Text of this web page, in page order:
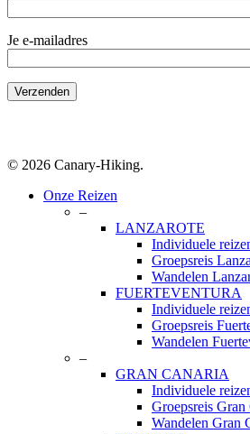
Je e-mailadres
© 2026 Canary-Hiking.
Close
Onze Reizen
–
LANZAROTE
Individuele
Groepsreis
Wandelen
FUERTEVENTURA
Individuele
Groepsreis
Wandelen
–
GRAN CANARIA
Individuele
Groepsreis Gran
Wandelen Gran